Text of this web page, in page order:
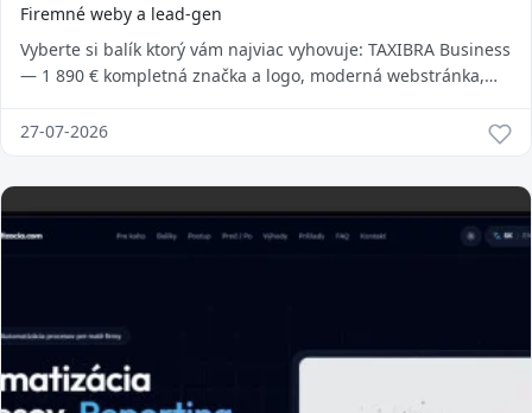
Firemné weby a lead-gen
Vyberte si balík ktorý vám najviac vyhovuje: TAXIBRA Business
— 1 890 € kompletná značka a logo, moderná webstránka,
27-07-2026